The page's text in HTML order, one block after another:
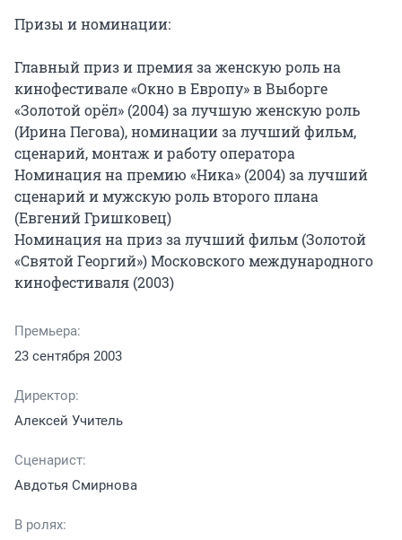
Призы и номинации:
Главный приз и премия за женскую роль на
кинофестивале «Окно в Европу» в Выборге
«Золотой орёл» (2004) за лучшую женскую роль
(Ирина Пегова), номинации за лучший фильм,
сценарий, монтаж и работу оператора
Номинация на премию «Ника» (2004) за лучший
сценарий и мужскую роль второго плана
(Евгений Гришковец)
Номинация на приз за лучший фильм (Золотой
«Святой Георгий») Московского международного
кинофестиваля (2003)
Премьера:
23 сентября 2003
Директор:
Алексей Учитель
Сценарист:
Авдотья Смирнова
В ролях: